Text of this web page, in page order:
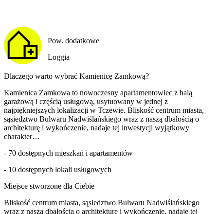
Pow. dodatkowe
Loggia
Dlaczego warto wybrać Kamienicę Zamkową?
Kamienica Zamkowa to nowoczesny apartamentowiec z halą
garażową i częścią usługową, usytuowany w jednej z
najpiękniejszych lokalizacji w Tczewie. Bliskość centrum miasta,
sąsiedztwo Bulwaru Nadwiślańskiego wraz z naszą dbałością o
architekturę i wykończenie, nadaje tej inwestycji wyjątkowy
charakter…
- 70 dostępnych mieszkań i apartamentów
- 10 dostępnych lokali usługowych
Miejsce stworzone dla Ciebie
Bliskość centrum miasta, sąsiedztwo Bulwaru Nadwiślańskiego
wraz z naszą dbałością o architekturę i wykończenie, nadaje tej